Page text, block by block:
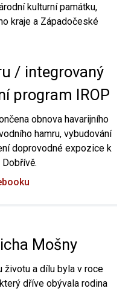
kulturní památku,
kraje a Západočeské
/ integrovaný
program IROP
obnova havarijního
hamru, vybudování
doprovodné expozice k
Mošny
životu a dílu byla v roce
dříve obývala rodina